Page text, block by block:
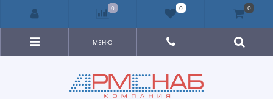
МЕНЮ
0 0 0